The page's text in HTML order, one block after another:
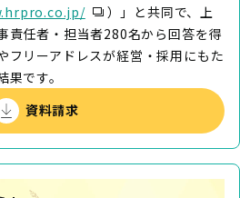
）」と共同で、上
責任者・担当者280名から回答を得
フリーアドレスが経営・採用にもた
です。
資料請求